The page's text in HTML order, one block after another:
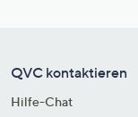
QVC kontaktieren
Hilfe-Chat